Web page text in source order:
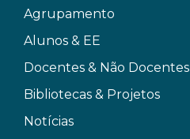
Agrupamento
Alunos & EE
Docentes & Não Docentes
Bibliotecas & Projetos
Notícias